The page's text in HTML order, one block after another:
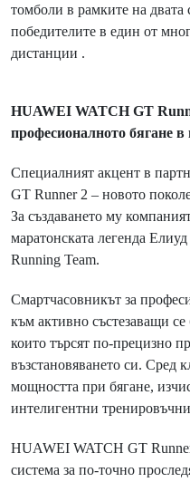
томболи в рамките на двата
победителите в един от
дистанции .
HUAWEI WATCH GT
професионалното бягане
Специалният акцент в
GT Runner 2 – новото
За създаването му
маратонската легенда
Running Team.
Смартчасовникът за
към активно състезаващи
които търсят по-прецизно
възстановяването си. Сред
мощността при бягане,
интелигентни
HUAWEI WATCH GT
система за по-точно